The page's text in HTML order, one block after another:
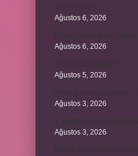
Ağustos 6, 2026
Ağustos 6, 2026
Ağustos 5, 2026
Ağustos 3, 2026
Ağustos 3, 2026